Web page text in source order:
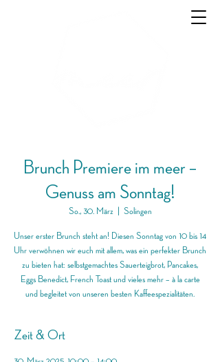
Brunch Premiere im meer –
Genuss am Sonntag!
So., 30. März
  |
Solingen
Unser erster Brunch steht an! Diesen Sonntag von 10 bis 14
Uhr verwöhnen wir euch mit allem, was ein perfekter Brunch
zu bieten hat: selbstgemachtes Sauerteigbrot, Pancakes,
Eggs Benedict, French Toast und vieles mehr – à la carte
und begleitet von unseren besten Kaffeespezialitäten.
Zeit & Ort